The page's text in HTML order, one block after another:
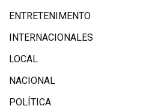
ENTRETENIMENTO
INTERNACIONALES
LOCAL
NACIONAL
POLÍTICA